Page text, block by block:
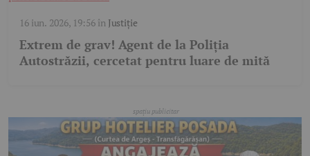
16 iun. 2026, 19:56în Justiție
Extrem de grav! Agent de la Poliția
Autostrăzii, cercetat pentru luare de mită